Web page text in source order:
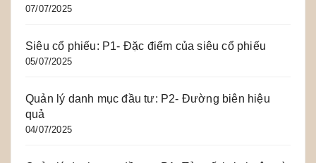
07/07/2025
Siêu cổ phiếu: P1- Đặc điểm của siêu cổ phiếu
05/07/2025
Quản lý danh mục đầu tư: P2- Đường biên hiệu
quả
04/07/2025